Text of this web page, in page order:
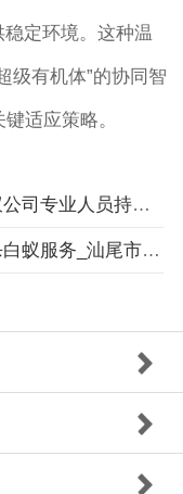
定环境。这种温
级有机体”的协同智
适应策略。
汕尾市海丰县白蚁防治_汕尾灭白蚁公司专业人员持证上岗_汕尾市海丰县卫城白蚁防治有限公司
汕尾市海丰县杀白蚁公司_汕尾消杀白蚁服务_汕尾市海丰县白蚁防治服务售后无忧承诺